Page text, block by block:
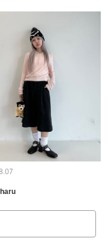
haru